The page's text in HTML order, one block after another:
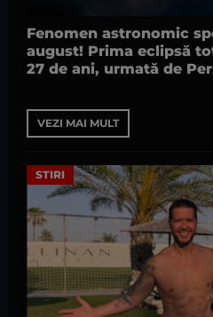
Fenomen astronomic
august! Prima eclipsă
27 de ani, urmată de
VEZI MAI MULT
STIRI